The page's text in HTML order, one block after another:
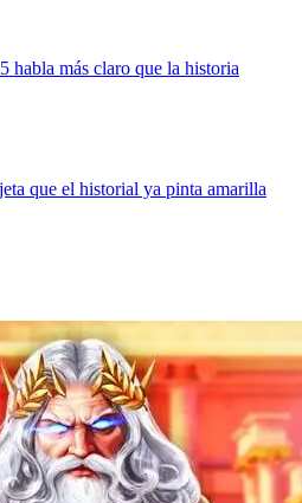
habla más claro que la historia
que el historial ya pinta amarilla